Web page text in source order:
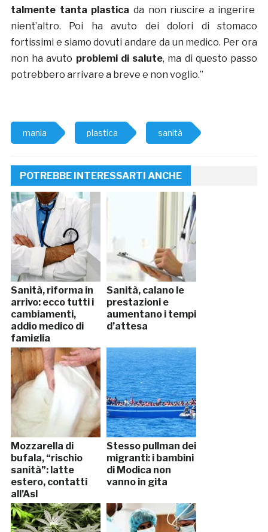
talmente tanta plastica da non riuscire a ingerire
nient’altro. Poi ha avuto dei dolori di stomaco
fortissimi e siamo dovuti andare da un medico. Per ora
non ha avuto problemi di salute, ma di questo passo
potrebbero arrivare a breve e non voglio.”
mania plastica sanità
POTREBBE INTERESSARTI ANCHE
Sanità, riforma in
arrivo: ecco tutti i
cambiamenti,
addio medico di
famiglia
Sanità, calano le
prestazioni e
aumentano i tempi
d’attesa
Mozzarella di
bufala, “rischio
sanità”: latte
estero, contatti
all’Asl
Stesso pullman dei
migranti: i bambini
di Modica non
vanno in gita